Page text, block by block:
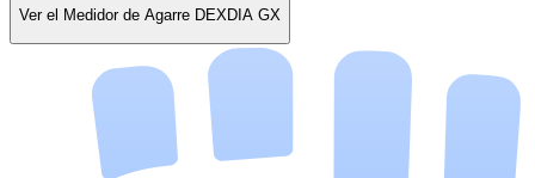
Ver el Medidor de Agarre DEXDIA GX